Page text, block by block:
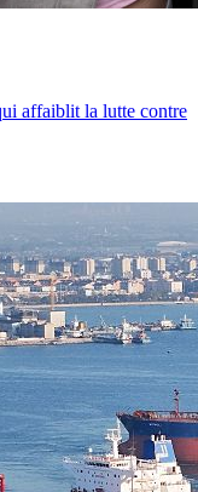
affaiblit la lutte contre